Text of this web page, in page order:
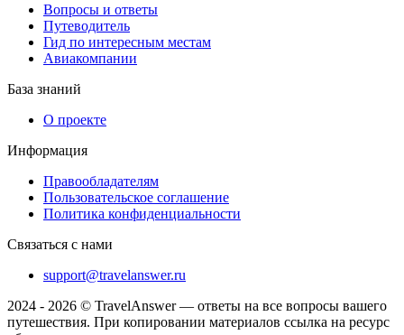
Вопросы и ответы
Путеводитель
Гид по интересным местам
Авиакомпании
База знаний
О проекте
Информация
Правообладателям
Пользовательское соглашение
Политика конфиденциальности
Связаться с нами
support@travelanswer.ru
2024 - 2026 © TravelAnswer — ответы на все вопросы вашего
путешествия. При копировании материалов ссылка на ресурс